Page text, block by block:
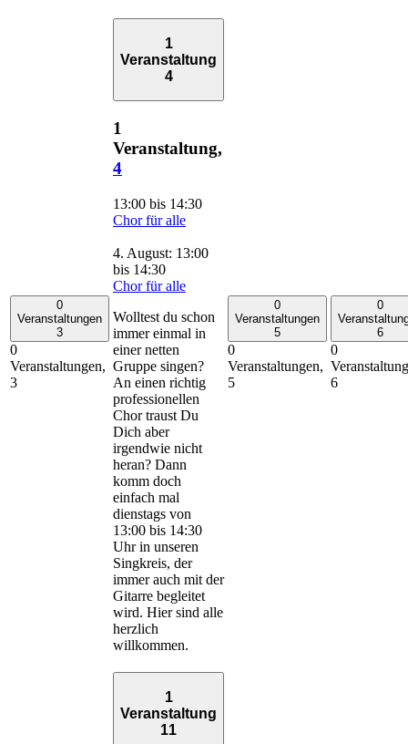
0
Veranstaltungen
3
0
Veranstaltungen,
3
1
Veranstaltung
4
1
Veranstaltung,
4
13:00 bis 14:30
Chor für alle
4. August: 13:00
bis 14:30
Chor für alle
Wolltest du schon
immer einmal in
einer netten
Gruppe singen?
An einen richtig
professionellen
Chor traust Du
Dich aber
irgendwie nicht
heran? Dann
komm doch
einfach mal
dienstags von
13:00 bis 14:30
Uhr in unseren
Singkreis, der
immer auch mit der
Gitarre begleitet
wird. Hier sind alle
herzlich
willkommen.
0
Veranstaltungen
5
0
Veranstaltungen,
5
0
6
0
6
1
Veranstaltung
11